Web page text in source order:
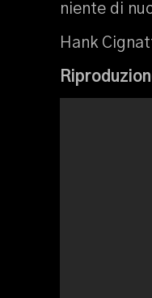
niente di
Hank